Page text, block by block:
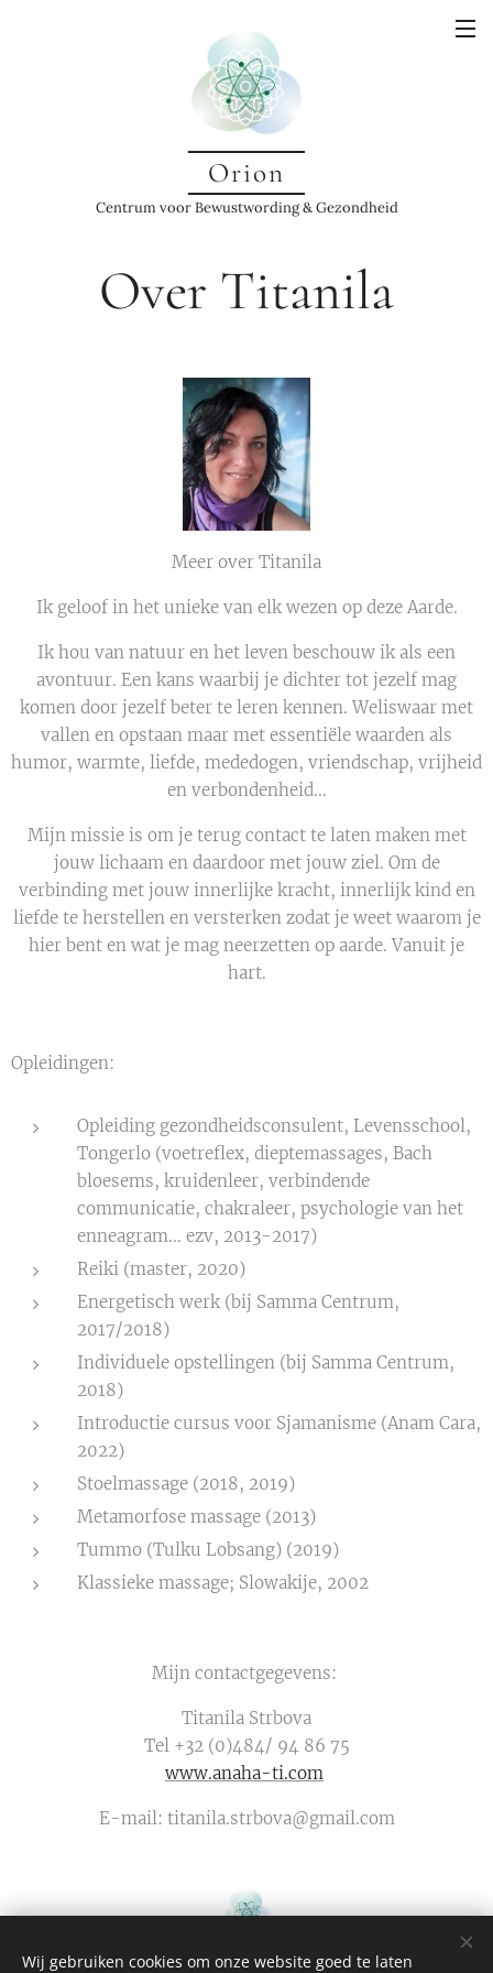
Orion
Centrum voor Bewustwording & Gezondheid
Over Titanila
Meer over Titanila
Ik geloof in het unieke van elk wezen op deze Aarde.
Ik hou van natuur en het leven beschouw ik als een
avontuur. Een kans waarbij je dichter tot jezelf mag
komen door jezelf beter te leren kennen. Weliswaar met
vallen en opstaan maar met essentiële waarden als
humor, warmte, liefde, mededogen, vriendschap, vrijheid
en verbondenheid...
Mijn missie is om je terug contact te laten maken met
jouw lichaam en daardoor met jouw ziel. Om de
verbinding met jouw innerlijke kracht, innerlijk kind en
liefde te herstellen en versterken zodat je weet waarom je
hier bent en wat je mag neerzetten op aarde. Vanuit je
hart.
Opleidingen:
Opleiding gezondheidsconsulent, Levensschool,
Tongerlo (voetreflex, dieptemassages, Bach
bloesems, kruidenleer, verbindende
communicatie, chakraleer, psychologie van het
enneagram... ezv, 2013-2017)
Reiki (master, 2020)
Energetisch werk (bij Samma Centrum,
2017/2018)
Individuele opstellingen (bij Samma Centrum,
2018)
Introductie cursus voor Sjamanisme (Anam Cara,
2022)
Stoelmassage (2018, 2019)
Metamorfose massage (2013)
Tummo (Tulku Lobsang) (2019)
Klassieke massage; Slowakije, 2002
Mijn contactgegevens:
Titanila Strbova
Tel +32 (0)484/ 94 86 75
www.anaha-ti.com
E-mail: titanila.strbova@gmail.com
Wij gebruiken cookies om onze website goed te laten